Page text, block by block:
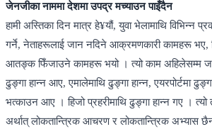
जेनजीका नाममा देशमा उपद्र मच्याउन पाइँदैन
हामी अस्तिका दिन मात्र हे¥यौं, युवा भेलामाथि विभिन्न
गर्ने, नेताहरूलाई जान नदिने आक्रमणकारी कामहरू भए,
आतङ्क फिँजाउने कामहरू भयो । त्यो काम अहिलेसम्म
ढुङ्गा हान्न आए, एमालेमाथि ढुङ्गा हान्न, एयरपोर्टमा
भत्काउन आए । हिजो प्रहरीमाथि ढुङ्गा हान्न गए । त्यो
अर्थात् लोकतान्त्रिक आचरण र लोकतान्त्रिक अभ्यास